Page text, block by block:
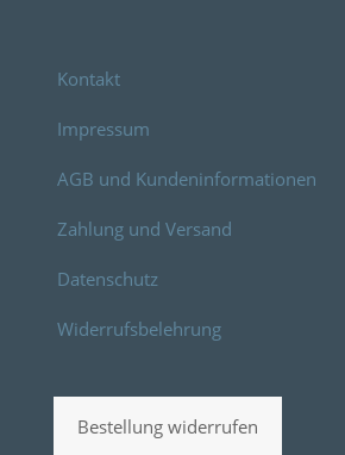
Kontakt
Impressum
AGB und Kundeninformationen
Zahlung und Versand
Datenschutz
Widerrufsbelehrung
Bestellung widerrufen